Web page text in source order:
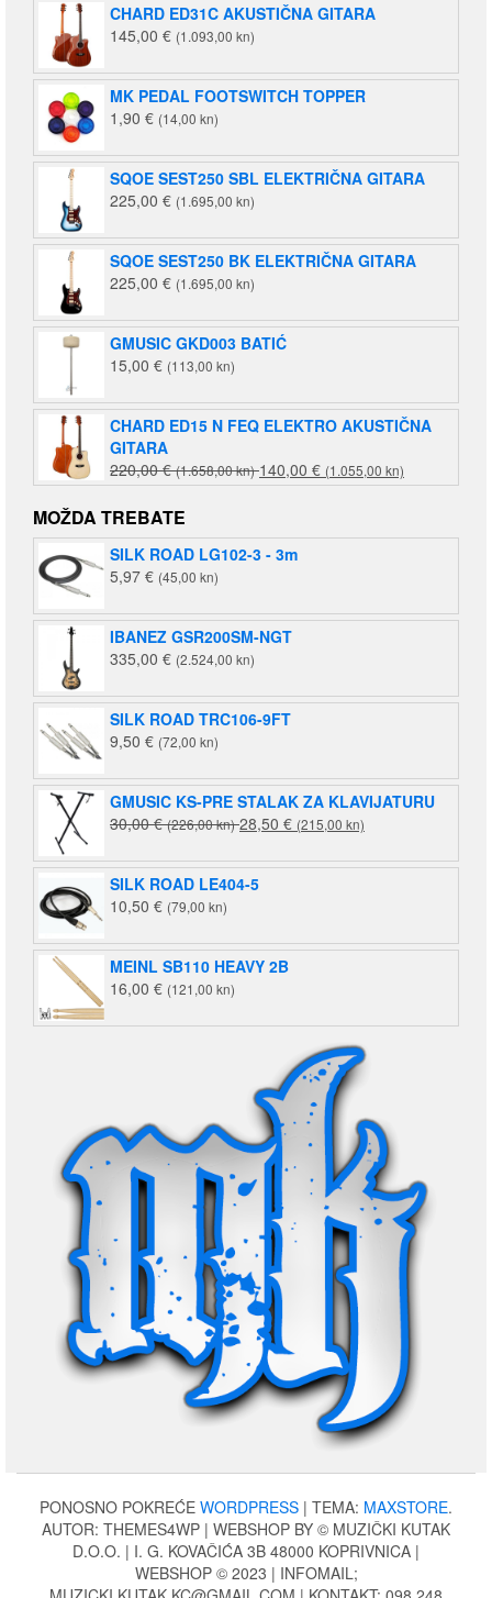
CHARD ED31C AKUSTIČNA GITARA
145,00 € (1.093,00 kn)
MK PEDAL FOOTSWITCH TOPPER
1,90 € (14,00 kn)
SQOE SEST250 SBL ELEKTRIČNA GITARA
225,00 € (1.695,00 kn)
SQOE SEST250 BK ELEKTRIČNA GITARA
225,00 € (1.695,00 kn)
GMUSIC GKD003 BATIĆ
15,00 € (113,00 kn)
CHARD ED15 N FEQ ELEKTRO AKUSTIČNA
GITARA
220,00€ (1.658,00 kn)Izvorna
cijena
je:
220,00 €
140,00 € (1.055,00 kn)
cijena
140,00 €
MOŽDA TREBATE
SILK ROAD LG102-3 - 3m
5,97 € (45,00 kn)
IBANEZ GSR200SM-NGT
335,00 € (2.524,00 kn)
SILK ROAD TRC106-9FT
9,50 € (72,00 kn)
GMUSIC KS-PRE STALAK ZA KLAVIJATURU
30,00€ (226,00 kn)Izvorna
bila
je:
kn).
28,50 € (215,00 kn)
je:
SILK ROAD LE404-5
10,50 € (79,00 kn)
MEINL SB110 HEAVY 2B
16,00 € (121,00 kn)
PONOSNO POKREĆE WORDPRESS | TEMA: MAXSTORE.
AUTOR: THEMES4WP | WEBSHOP BY © MUZIČKI KUTAK
D.O.O. | I. G. KOVAČIĆA 3B 48000 KOPRIVNICA |
WEBSHOP © 2023 | INFOMAIL;